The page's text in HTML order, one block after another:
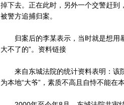
掉下去。正在此时，另外一个交警赶
被警方追捕归案。
归案后的李某表示，当时就是想用暴
大不了的”。资料链接
来自东城法院的统计资料表明：该
为本地“大爷”，素质不高且自恃不能在